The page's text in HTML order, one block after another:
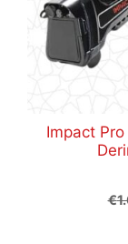
Impact
€